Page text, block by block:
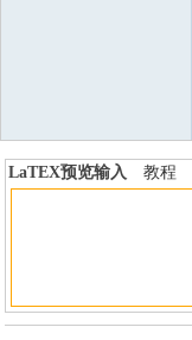
LaTEX预览输入 教程